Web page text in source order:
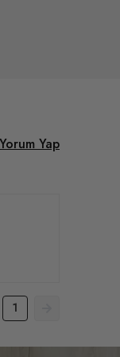
Yorum Yap
1